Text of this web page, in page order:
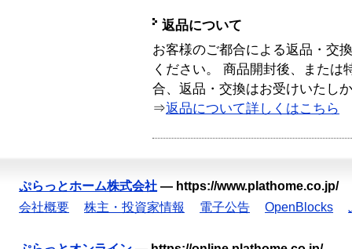
返品について
お客様のご都合による返品・交
ください。 商品開封後、または
合、返品・交換はお受けいたし
⇒返品について詳しくはこちら
ぷらっとホーム株式会社 — https://www.plathome.co.jp/
会社概要
株主・投資家情報 電子公告 OpenBlocks